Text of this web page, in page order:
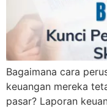
Bagaimana cara
keuangan mereka
pasar? Laporan